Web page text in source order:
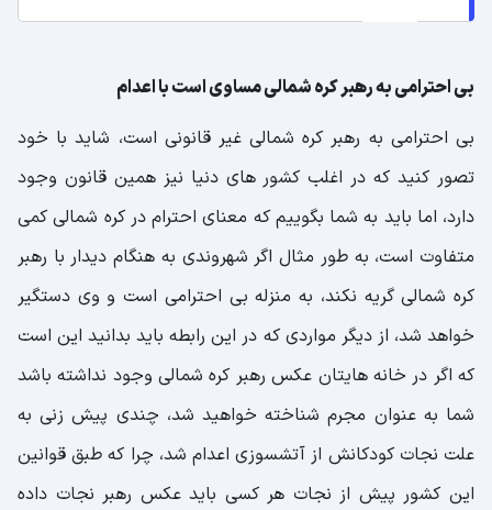
بی احترامی به رهبر کره شمالی مساوی است با اعدام
بی احترامی به رهبر کره شمالی غیر قانونی است، شاید با خود
تصور کنید که در اغلب کشور های دنیا نیز همین قانون وجود
دارد، اما باید به شما بگوییم که معنای احترام در کره شمالی کمی
متفاوت است، به طور مثال اگر شهروندی به هنگام دیدار با رهبر
کره شمالی گریه نکند، به منزله بی احترامی است و وی دستگیر
خواهد شد، از دیگر مواردی که در این رابطه باید بدانید این است
که اگر در خانه هایتان عکس رهبر کره شمالی وجود نداشته باشد
شما به عنوان مجرم شناخته خواهید شد، چندی پیش زنی به
علت نجات کودکانش از آتشسوزی اعدام شد، چرا که طبق قوانین
این کشور پیش از نجات هر کسی باید عکس رهبر نجات داده